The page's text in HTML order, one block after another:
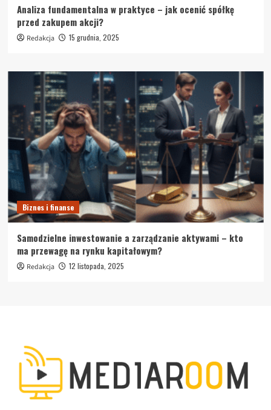
Analiza fundamentalna w praktyce – jak ocenić spółkę
przed zakupem akcji?
Redakcja 15 grudnia, 2025
Biznes i finanse
Samodzielne inwestowanie a zarządzanie aktywami – kto
ma przewagę na rynku kapitałowym?
Redakcja 12 listopada, 2025